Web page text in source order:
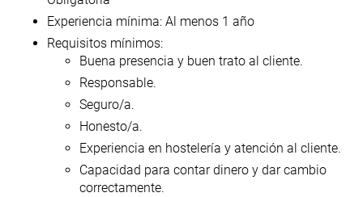
Experiencia mínima: Al menos 1 año
Requisitos mínimos:
Buena presencia y buen trato al cliente.
Responsable.
Seguro/a.
Honesto/a.
Experiencia en hostelería y atención al cliente.
Capacidad para contar dinero y dar cambio
correctamente.